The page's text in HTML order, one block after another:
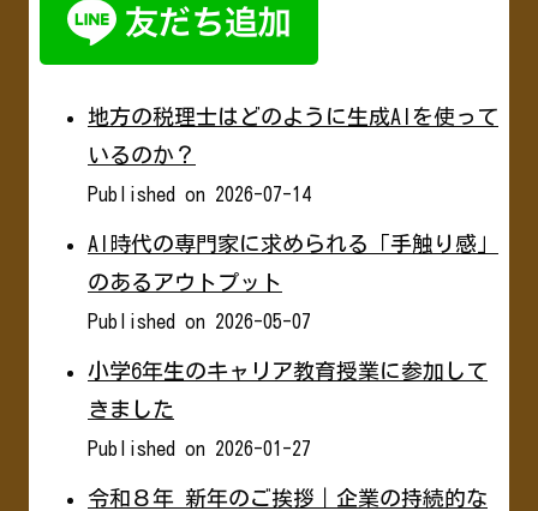
地方の税理士はどのように生成AIを使って
いるのか？
Published on 2026-07-14
AI時代の専門家に求められる「手触り感」
のあるアウトプット
Published on 2026-05-07
小学6年生のキャリア教育授業に参加して
きました
Published on 2026-01-27
令和８年 新年のご挨拶｜企業の持続的な